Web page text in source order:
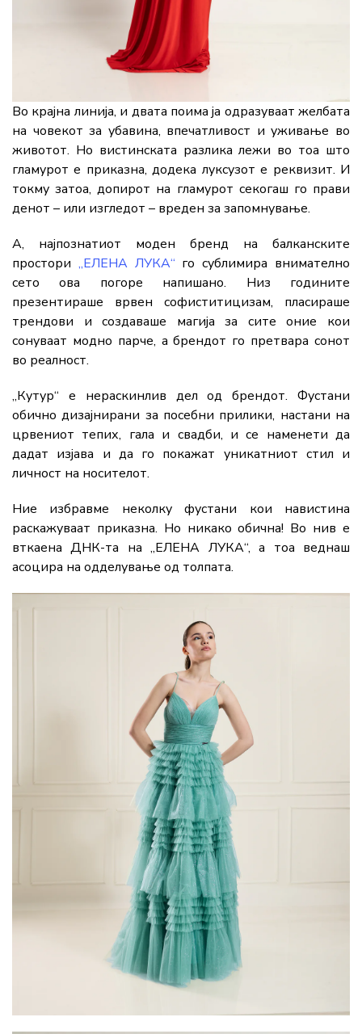
Во крајна линија, и двата поима ја одразуваат желбата
на човекот за убавина, впечатливост и уживање во
животот. Но вистинската разлика лежи во тоа што
гламурот е приказна, додека луксузот е реквизит. И
токму затоа, допирот на гламурот секогаш го прави
денот – или изгледот – вреден за запомнување.
А, најпознатиот моден бренд на балканските
простори „ЕЛЕНА ЛУКА“ го сублимира внимателно
сето ова погоре напишано. Низ годините
презентираше врвен софиститицизам, пласираше
трендови и создаваше магија за сите оние кои
сонуваат модно парче, а брендот го претвара сонот
во реалност.
„Кутур“ е нераскинлив дел од брендот. Фустани
обично дизајнирани за посебни прилики, настани на
црвениот тепих, гала и свадби, и се наменети да
дадат изјава и да го покажат уникатниот стил и
личност на носителот.
Ние избравме неколку фустани кои навистина
раскажуваат приказна. Но никако обична! Во нив е
вткаена ДНК-та на „ЕЛЕНА ЛУКА“, а тоа веднаш
асоцира на одделување од толпата.